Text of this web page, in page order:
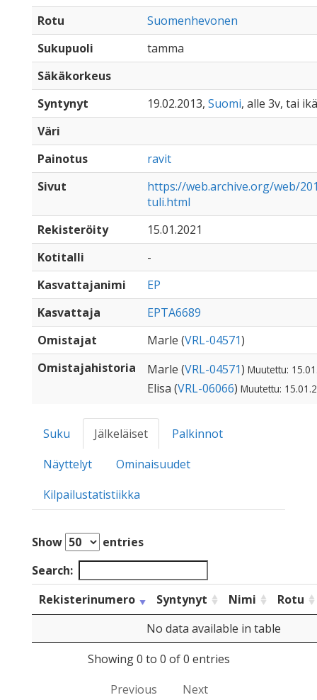
Rotu
Suomenhevonen
Sukupuoli
tamma
Säkäkorkeus
Syntynyt
19.02.2013, Suomi, alle 3v, tai
Väri
Painotus
ravit
Sivut
https://web.archive.org/web/
tuli.html
Rekisteröity
15.01.2021
Kotitalli
-
Kasvattajanimi
EP
Kasvattaja
EPTA6689
Omistajat
Marle (VRL-04571)
Omistajahistoria
Marle (VRL-04571) Muutettu:
Elisa (VRL-06066) Muutettu:
Suku Jälkeläiset
Palkinnot
Näyttelyt
Ominaisuudet
Kilpailustatistiikka
Show
entries
Search:
Rekisterinumero
Syntynyt Nimi
Rotu
No data available in table
Showing 0 to 0 of 0 entries
Previous
Next